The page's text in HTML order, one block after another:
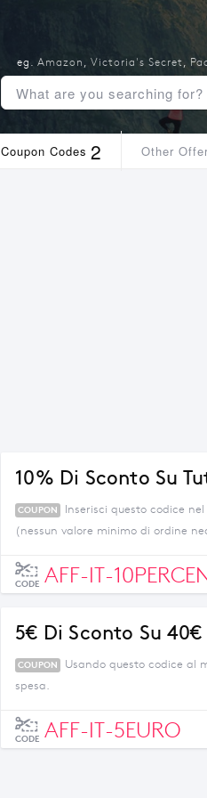
Coupon Codes 2 Other
eg. Amazon , Victoria's Secret,
10% Di Sconto Su
COUPON
Inserisci questo codice
(nessun valore minimo di ordine
CODE AFF-IT-
5€ Di Sconto Su
COUPON
Usando questo codice al
spesa.
CODE AFF-IT-5EURO